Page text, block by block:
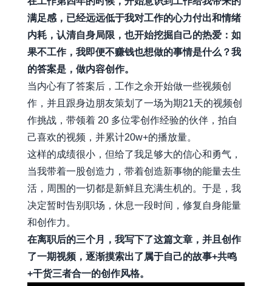
满足感，已经远远低于我对工作的心力付出和情绪
内耗，认清自身局限，也开始挖掘自己的热爱：如
果不工作，我即便不赚钱也想做的事情是什么？我
的答案是，做内容创作。
当内心有了答案后，工作之余开始做一些视频创
作，并且跟身边朋友策划了一场为期21天的视频创
作挑战，带领着 20 多位零创作经验的伙伴，拍自
己喜欢的视频，并累计20w+的播放量。
这样的成绩很小，但给了我足够大的信心和勇气，
当我带着一股创造力，带着创造新事物的能量去生
活，周围的一切都是新鲜且充满生机的。于是，我
决定暂时告别职场，休息一段时间，修复自身能量
和创作力。
在离职后的三个月，我写下了这篇文章，并且创作
了一期视频，逐渐摸索出了属于自己的故事+共鸣
+干货三者合一的创作风格。